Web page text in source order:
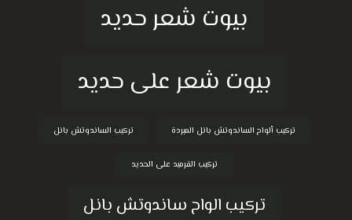
بيوت شعر حديد
بيوت شعر على حديد
تركيب ألواح الساندوتش بانل المبردة تركيب الساندوتش بانل
تركيب القرميد على الحديد
تركيب الواح ساندوتش بانل